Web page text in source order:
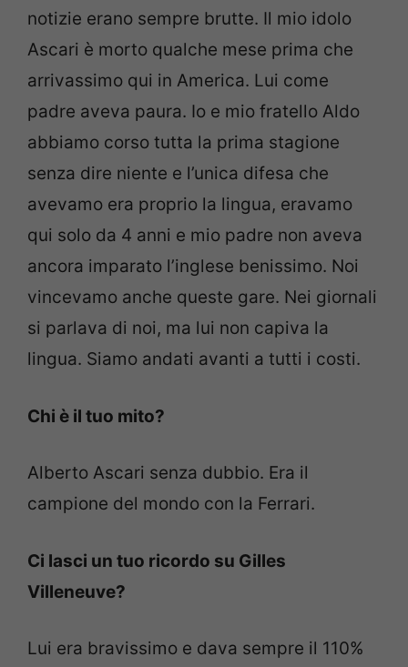
notizie erano sempre brutte. Il mio idolo
Ascari è morto qualche mese prima che
arrivassimo qui in America. Lui come
padre aveva paura. Io e mio fratello Aldo
abbiamo corso tutta la prima stagione
senza dire niente e l’unica difesa che
avevamo era proprio la lingua, eravamo
qui solo da 4 anni e mio padre non aveva
ancora imparato l’inglese benissimo. Noi
vincevamo anche queste gare. Nei giornali
si parlava di noi, ma lui non capiva la
lingua. Siamo andati avanti a tutti i costi.
Chi è il tuo mito?
Alberto Ascari senza dubbio. Era il
campione del mondo con la Ferrari.
Ci lasci un tuo ricordo su Gilles
Villeneuve?
Lui era bravissimo e dava sempre il 110%